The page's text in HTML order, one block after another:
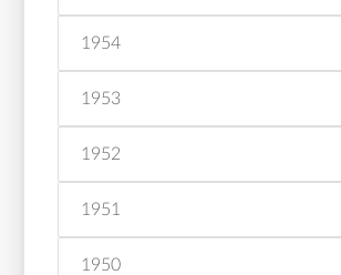
1954
1953
1952
1951
1950